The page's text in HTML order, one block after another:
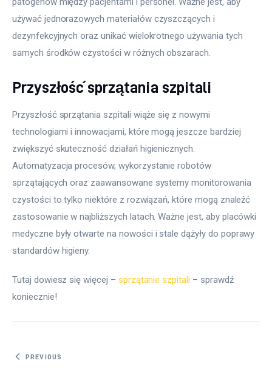
używać jednorazowych materiałów czyszczących i
dezynfekcyjnych oraz unikać wielokrotnego używania tych
samych środków czystości w różnych obszarach.
Przyszłość sprzątania szpitali
Przyszłość sprzątania szpitali wiąże się z nowymi
technologiami i innowacjami, które mogą jeszcze bardziej
zwiększyć skuteczność działań higienicznych.
Automatyzacja procesów, wykorzystanie robotów
sprzątających oraz zaawansowane systemy monitorowania
czystości to tylko niektóre z rozwiązań, które mogą znaleźć
zastosowanie w najbliższych latach. Ważne jest, aby placówki
medyczne były otwarte na nowości i stale dążyły do poprawy
standardów higieny.
Tutaj dowiesz się więcej – sprzątanie szpitali – sprawdź
koniecznie!
Nawigacja wpisu
PREVIOUS